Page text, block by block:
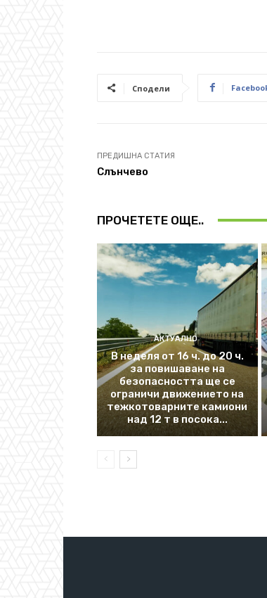
Сподели
ПРЕДИШНА СТАТИЯ
Слънчево
ПРОЧЕТЕТЕ ОЩЕ..
АКТУАЛНО
В неделя от 16 ч. до 20 ч.
за повишаване на
безопасността ще се
ограничи движението на
тежкотоварните камиони
над 12 т в посока...